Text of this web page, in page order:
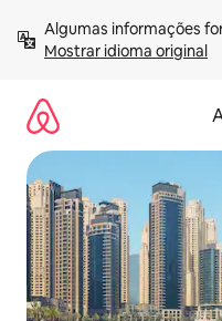
para
Mostrar idioma original